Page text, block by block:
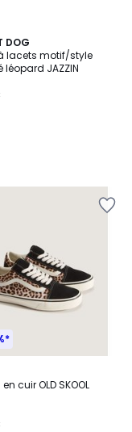
DOG
lacets motif/style
léopard JAZZIN
cuir OLD SKOOL